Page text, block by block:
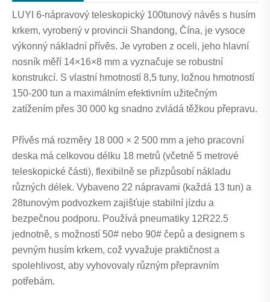
LUYI 6-nápravový teleskopický 100tunový návěs s husím
krkem, vyrobený v provincii Shandong, Čína, je vysoce
výkonný nákladní přívěs. Je vyroben z oceli, jeho hlavní
nosník měří 14×16×8 mm a vyznačuje se robustní
konstrukcí. S vlastní hmotností 8,5 tuny, ložnou hmotností
150-200 tun a maximálním efektivním užitečným
zatížením přes 30 000 kg snadno zvládá těžkou přepravu.
Přívěs má rozměry 18 000 × 2 500 mm a jeho pracovní
deska má celkovou délku 18 metrů (včetně 5 metrové
teleskopické části), flexibilně se přizpůsobí nákladu
různých délek. Vybaveno 22 nápravami (každá 13 tun) a
28tunovým podvozkem zajišťuje stabilní jízdu a
bezpečnou podporu. Používá pneumatiky 12R22.5
jednotně, s možností 50# nebo 90# čepů a designem s
pevným husím krkem, což vyvažuje praktičnost a
spolehlivost, aby vyhovovaly různým přepravním
potřebám.